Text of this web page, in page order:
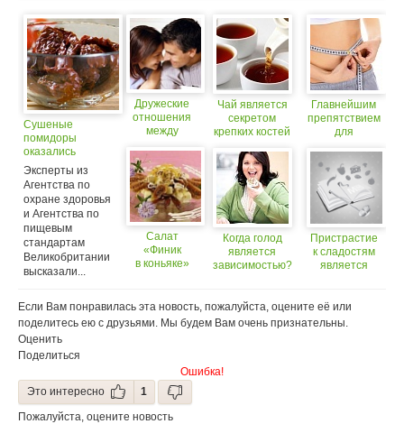
Сушеные
помидоры
оказались
источником
гепатита А
Эксперты из
Агентства по
охране здоровья
и Агентства по
пищевым
стандартам
Великобритании
высказали...
Дружеские
отношения
между
залог
крепкого
брака
Салат
«Финик
в коньяке»
Чай является
секретом
крепких костей
Когда голод
является
зависимостью?
Главнейшим
препятствием
для
человеческий
мозг
Пристрастие
к сладостям
является
Если Вам понравилась эта новость, пожалуйста, оцените её или
поделитесь ею с друзьями. Мы будем Вам очень признательны.
Оценить
Поделиться
Ошибка!
Это интересно
1
Пожалуйста, оцените новость